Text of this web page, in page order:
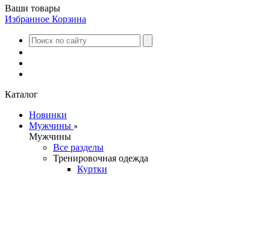
Ваши товары
Избранное Корзина
Каталог
Новинки
Мужчины
Мужчины
Все разделы
Тренировочная одежда
Куртки